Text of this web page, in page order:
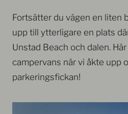
Fortsätter du vägen en liten
upp till ytterligare en plats
Unstad Beach och dalen.
campervans när vi åkte upp
parkeringsfickan!